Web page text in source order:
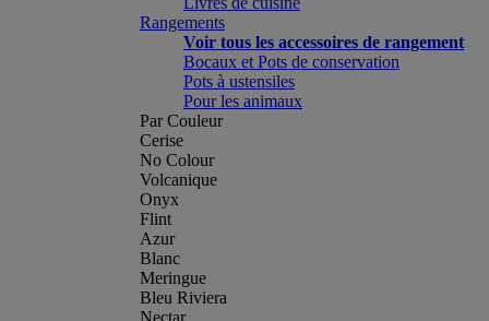
Rangements
Voir tous les accessoires de rangement
Bocaux et Pots de conservation
Pots à ustensiles
Pour les animaux
Par Couleur
Cerise
No Colour
Volcanique
Onyx
Flint
Azur
Blanc
Meringue
Bleu Riviera
Nectar